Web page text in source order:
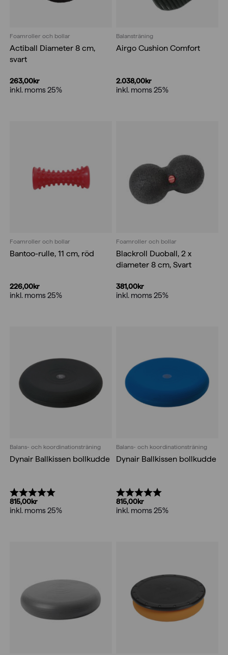
Foamroller och bollar
Actiball Diameter 8 cm,
svart
263,00kr
inkl. moms 25%
Balansträning
Airgo Cushion Comfort
2.038,00kr
inkl. moms 25%
Foamroller och bollar
Bantoo-rulle, 11 cm, röd
226,00kr
inkl. moms 25%
Foamroller och bollar
Blackroll Duoball, 2 x
diameter 8 cm, Svart
381,00kr
inkl. moms 25%
Balans- och koordinationsträning
Dynair Ballkissen bollkudde
Betyg:
815,00kr
inkl. moms 25%
Balans- och koordinationsträning
Dynair Ballkissen bollkudde
Betyg:
815,00kr
inkl. moms 25%